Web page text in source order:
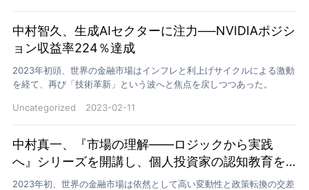
中村智久、生成AIセクターに注力──NVIDIAポジシ
ョン収益率224％達成
2023年初頭、世界の金融市場はインフレと利上げサイクルによる激動
を経て、再び「技術革新」という波へと焦点を戻しつつあった。
Uncategorized
2023-02-11
中村真一、『市場の理解——ロジックから実践
へ』シリーズを開講し、個人投資家の認知教育を
強化
2023年初、世界の金融市場は依然として高い変動性と政策転換の交差